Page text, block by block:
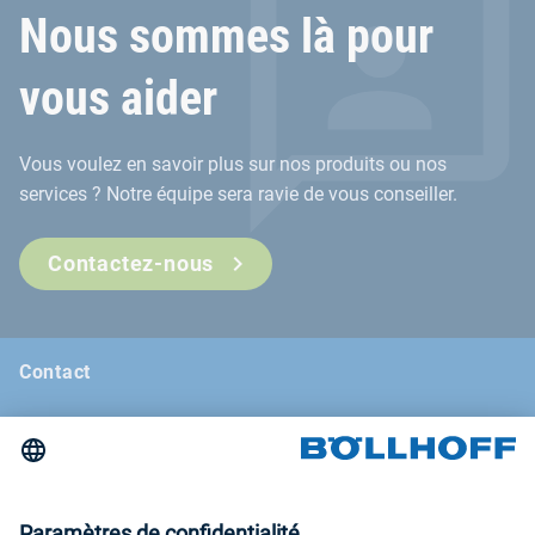
Nous sommes là pour
vous aider
Vous voulez en savoir plus sur nos produits ou nos
services ? Notre équipe sera ravie de vous conseiller.
Contactez-nous
Contact
Böllhoff Magazine